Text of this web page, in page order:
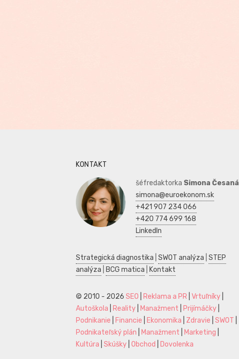
KONTAKT
šéfredaktorka Simona Česaná
simona@euroekonom.sk
+421 907 234 066
+420 774 699 168
LinkedIn
Strategická diagnostika SWOT analýza STEP
analýza
BCG matica Kontakt
© 2010 - 2026 SEO Reklama a PR Vrtuľníky
Autoškola
Reality Manažment Prijímáčky
Podnikanie
Financie Ekonomika Zdravie SWOT
Podnikateľský plán
Manažment Marketing
Kultúra Skúšky Obchod Dovolenka